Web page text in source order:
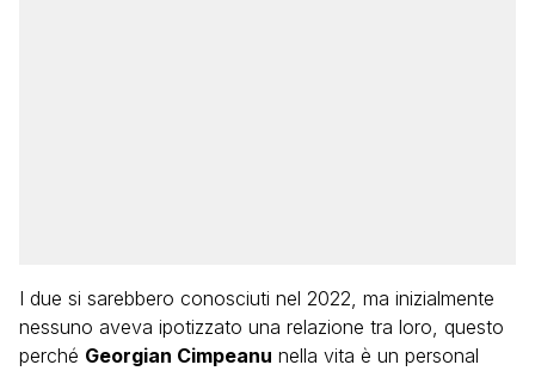
I due si sarebbero conosciuti nel 2022, ma inizialmente
nessuno aveva ipotizzato una relazione tra loro, questo
perché Georgian Cimpeanu nella vita è un personal